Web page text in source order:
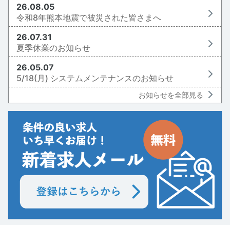
26.08.05
令和8年熊本地震で被災された皆さまへ
26.07.31
夏季休業のお知らせ
26.05.07
5/18(月) システムメンテナンスのお知らせ
お知らせを全部見る